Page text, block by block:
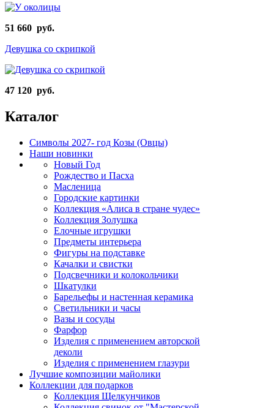
51 660 руб.
Девушка со скрипкой
47 120 руб.
Каталог
Символы 2027- год Козы (Овцы)
Наши новинки
Новый Год
Рождество и Пасха
Масленица
Городские картинки
Коллекция «Алиса в стране чудес»
Коллекция Золушка
Елочные игрушки
Предметы интерьера
Фигуры на подставке
Качалки и свистки
Подсвечники и колокольчики
Шкатулки
Барельефы и настенная керамика
Светильники и часы
Вазы и сосуды
Фарфор
Изделия с применением авторской
деколи
Изделия с применением глазури
Лучшие композиции майолики
Коллекции для подарков
Коллекция Щелкунчиков